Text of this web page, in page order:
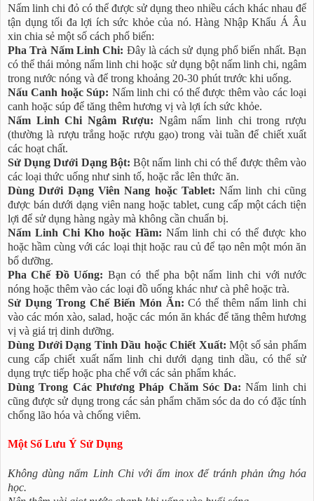
Nấm linh chi đỏ có thể được sử dụng theo nhiều cách khác nhau để
tận dụng tối đa lợi ích sức khỏe của nó. Hàng Nhập Khẩu Á Âu
xin chia sẻ một số cách phổ biến:
Pha Trà Nấm Linh Chi: Đây là cách sử dụng phổ biến nhất. Bạn
có thể thái mỏng nấm linh chi hoặc sử dụng bột nấm linh chi, ngâm
trong nước nóng và để trong khoảng 20-30 phút trước khi uống.
Nấu Canh hoặc Súp: Nấm linh chi có thể được thêm vào các loại
canh hoặc súp để tăng thêm hương vị và lợi ích sức khỏe.
Nấm Linh Chi Ngâm Rượu: Ngâm nấm linh chi trong rượu
(thường là rượu trắng hoặc rượu gạo) trong vài tuần để chiết xuất
các hoạt chất.
Sử Dụng Dưới Dạng Bột: Bột nấm linh chi có thể được thêm vào
các loại thức uống như sinh tố, hoặc rắc lên thức ăn.
Dùng Dưới Dạng Viên Nang hoặc Tablet: Nấm linh chi cũng
được bán dưới dạng viên nang hoặc tablet, cung cấp một cách tiện
lợi để sử dụng hàng ngày mà không cần chuẩn bị.
Nấm Linh Chi Kho hoặc Hầm: Nấm linh chi có thể được kho
hoặc hầm cùng với các loại thịt hoặc rau củ để tạo nên một món ăn
bổ dưỡng.
Pha Chế Đồ Uống: Bạn có thể pha bột nấm linh chi với nước
nóng hoặc thêm vào các loại đồ uống khác như cà phê hoặc trà.
Sử Dụng Trong Chế Biến Món Ăn: Có thể thêm nấm linh chi
vào các món xào, salad, hoặc các món ăn khác để tăng thêm hương
vị và giá trị dinh dưỡng.
Dùng Dưới Dạng Tinh Dầu hoặc Chiết Xuất: Một số sản phẩm
cung cấp chiết xuất nấm linh chi dưới dạng tinh dầu, có thể sử
dụng trực tiếp hoặc pha chế với các sản phẩm khác.
Dùng Trong Các Phương Pháp Chăm Sóc Da: Nấm linh chi
cũng được sử dụng trong các sản phẩm chăm sóc da do có đặc tính
chống lão hóa và chống viêm.
Một Số Lưu Ý Sử Dụng
Không dùng nấm Linh Chi với ấm inox để tránh phản ứng hóa
học.